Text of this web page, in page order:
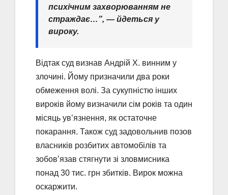
психічним захворюванням не
страждає…”, — йдеться у
вироку.
Відтак суд визнав Андрій Х. винним у
злочині. Йому призначили два роки
обмеження волі. За сукупністю інших
вироків йому визначили сім років та один
місяць увʼязнення, як остаточне
покарання. Також суд задовольнив позов
власників розбитих автомобілів та
зобовʼязав стягнути зі зловмисника
понад 30 тис. грн збитків. Вирок можна
оскаржити.